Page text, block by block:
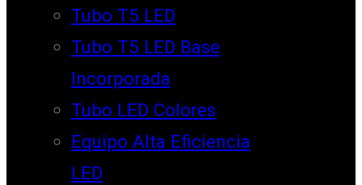
Tubo T5 LED
Tubo T5 LED Base
Incorporada
Tubo LED Colores
Equipo Alta Eficiencia
LED